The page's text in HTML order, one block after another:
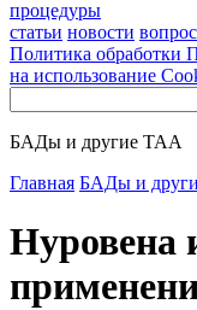
процедуры
статьи новости
Политика обработки
на использование
БАДы и другие ТАА
Главная БАДы и
Нуровена